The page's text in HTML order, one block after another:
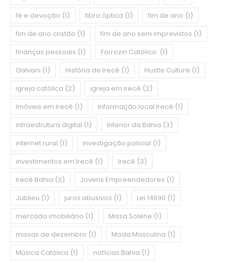
fé e devoção (1) fibra óptica (1) fim de ano (1)
fim de ano cristão (1) fim de ano sem imprevistos (1)
finanças pessoais (1) Forrozin Católico. (1)
Galvani (1) História de Irecê (1) Hustle Culture (1)
igreja católica (2) igreja em irecê (2)
Imóveis em Irecê (1) Informação local Irecê (1)
infraestrutura digital (1) Interior da Bahia (3)
internet rural (1) investigação policial (1)
investimentos em Irecê (1) Irecê (3)
Irecê Bahia (3) Jovens Empreendedores (1)
Jubileu (1) juros abusivos (1) Lei 14690 (1)
mercado imobiliário (1) Missa Solene (1)
missas de dezembro (1) Moda Masculina (1)
Música Católica (1) notícias Bahia (1)